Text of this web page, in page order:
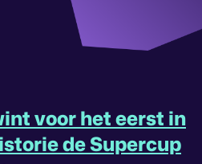
voor het eerst in
de Supercup